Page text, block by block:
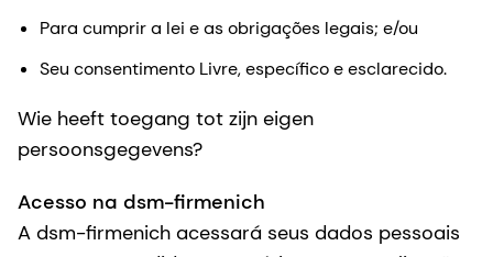
Para cumprir a lei e as obrigações legais; e/ou
Seu consentimento Livre, específico e esclarecido.
Wie heeft toegang tot zijn eigen
persoonsgegevens?
Acesso na dsm-firmenich
A dsm-firmenich acessará seus dados pessoais